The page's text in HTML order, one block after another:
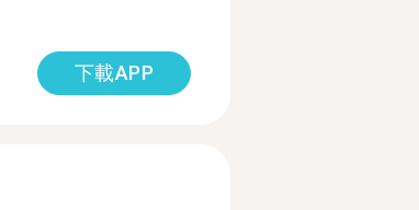
下載APP